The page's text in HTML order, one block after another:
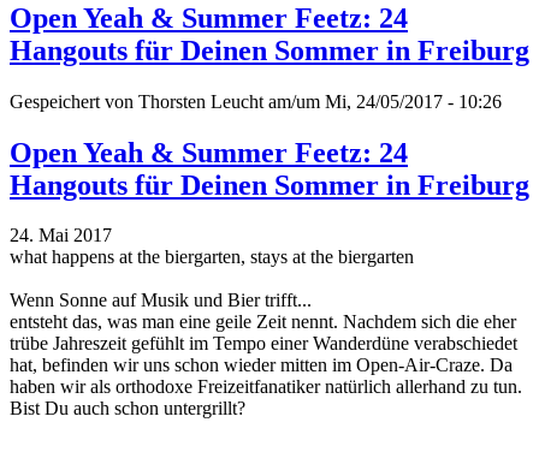
Open Yeah & Summer Feetz: 24
Hangouts für Deinen Sommer in Freiburg
Gespeichert von Thorsten Leucht am/um Mi, 24/05/2017 - 10:26
Open Yeah & Summer Feetz: 24
Hangouts für Deinen Sommer in Freiburg
24. Mai 2017
what happens at the biergarten, stays at the biergarten
Wenn Sonne auf Musik und Bier trifft...
entsteht das, was man eine geile Zeit nennt. Nachdem sich die eher
trübe Jahreszeit gefühlt im Tempo einer Wanderdüne verabschiedet
hat, befinden wir uns schon wieder mitten im Open-Air-Craze. Da
haben wir als orthodoxe Freizeitfanatiker natürlich allerhand zu tun.
Bist Du auch schon untergrillt?